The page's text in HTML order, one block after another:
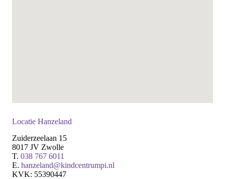
Locatie Hanzeland
Zuiderzeelaan 15
8017 JV Zwolle
T. 038 767 6011
E. hanzeland@kindcentrumpi.nl
KVK: 55390447